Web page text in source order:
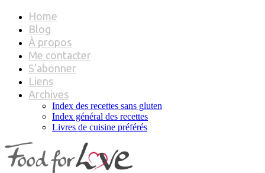
Home
Blog
À propos
Me contacter
S’abonner
Liens
Archives
Index des recettes sans gluten
Index général des recettes
Livres de cuisine préférés